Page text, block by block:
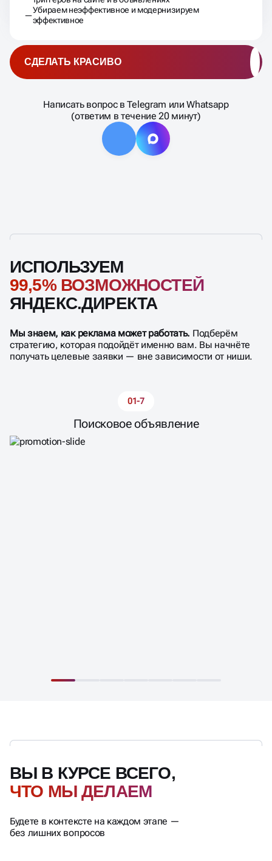
Убираем неэффективное и модернизируем
эффективное
Написать вопрос в Telegram или Whatsapp
(ответим в течение 20 минут)
СДЕЛАТЬ КРАСИВО
ИСПОЛЬЗУЕМ
99,5% ВОЗМОЖНОСТЕЙ
ЯНДЕКС.ДИРЕКТА
Мы знаем, как реклама может работать. Подберём
стратегию, которая подойдёт именно вам. Вы начнёте
получать целевые заявки — вне зависимости от ниши.
02-7
Текстово-графическое объявление
ВЫ В КУРСЕ ВСЕГО,
ЧТО МЫ ДЕЛАЕМ
Будете в контексте на каждом этапе —
без лишних вопросов